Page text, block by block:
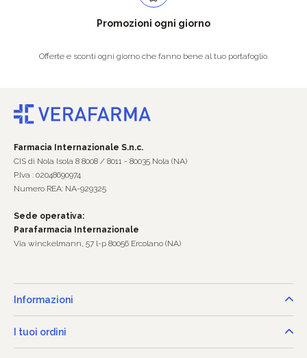
Promozioni ogni giorno
Offerte e sconti ogni giorno che fanno bene al tuo portafoglio.
Farmacia Internazionale S.n.c.
CIS di Nola Isola 8 8008 / 8011 - 80035 Nola (NA)
P.Iva : 02048690974
Numero REA: NA-929325
Sede operativa:
Parafarmacia Internazionale
Via winckelmann, 57 l-p 80056 Ercolano (NA)
Informazioni
I tuoi ordini